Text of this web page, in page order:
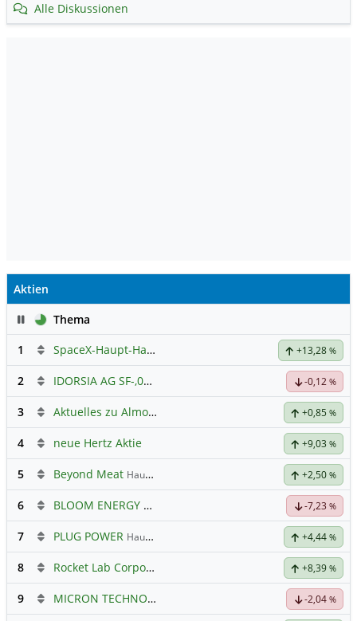
Alle Diskussionen
Aktien
PauseThema
1
SpaceX-Haupt-Hauptforum +13,28 %
2 IDORSIA AG SF-,05 -0,12 %
3 Aktuelles zu Almonty Industries +0,85 %
4 neue Hertz Aktie +9,03 %
5 Beyond Meat Hauptdiskussion +2,50 %
6 BLOOM ENERGY A -7,23 %
7 PLUG POWER Hauptdiskussion +4,44 %
8 Rocket Lab Corporation Registered Shs Hauptdiskussion
+8,39 %
9 MICRON TECHNOLOGY -2,04 %